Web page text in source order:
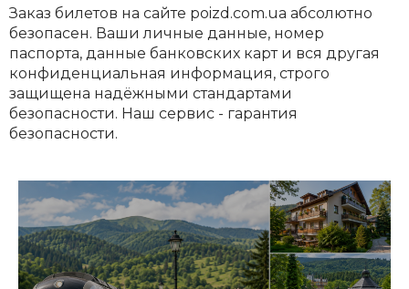
Заказ билетов на сайте poizd.com.ua абсолютно
безопасен. Ваши личные данные, номер
паспорта, данные банковских карт и вся другая
конфиденциальная информация, строго
защищена надёжными стандартами
безопасности. Наш сервис - гарантия
безопасности.